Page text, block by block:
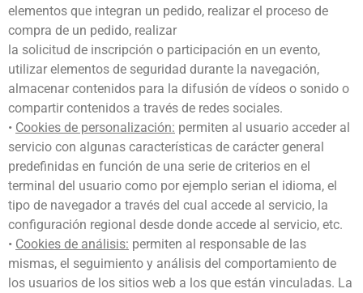
elementos que integran un pedido, realizar el proceso de
compra de un pedido, realizar
la solicitud de inscripción o participación en un evento,
utilizar elementos de seguridad durante la navegación,
almacenar contenidos para la difusión de vídeos o sonido o
compartir contenidos a través de redes sociales.
• Cookies de personalización: permiten al usuario acceder al
servicio con algunas características de carácter general
predefinidas en función de una serie de criterios en el
terminal del usuario como por ejemplo serian el idioma, el
tipo de navegador a través del cual accede al servicio, la
configuración regional desde donde accede al servicio, etc.
• Cookies de análisis: permiten al responsable de las
mismas, el seguimiento y análisis del comportamiento de
los usuarios de los sitios web a los que están vinculadas. La